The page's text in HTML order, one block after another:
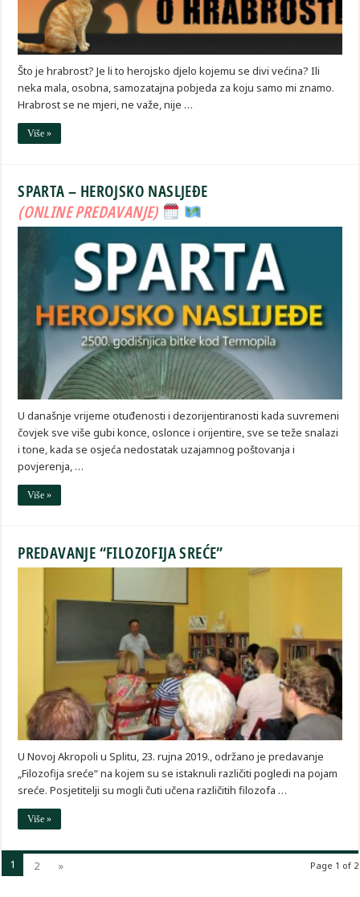
Što je hrabrost? Je li to herojsko djelo kojemu se divi većina? Ili
neka mala, osobna, samozatajna pobjeda za koju samo mi znamo.
Hrabrost se ne mjeri, ne važe, nije …
Više »
SPARTA – HEROJSKO NASLJEĐE
(ONLINE PREDAVANJE)
U današnje vrijeme otuđenosti i dezorijentiranosti kada suvremeni
čovjek sve više gubi konce, oslonce i orijentire, sve se teže snalazi
i tone, kada se osjeća nedostatak uzajamnog poštovanja i
povjerenja, …
Više »
PREDAVANJE “FILOZOFIJA SREĆE”
U Novoj Akropoli u Splitu, 23. rujna 2019., održano je predavanje
„Filozofija sreće“ na kojem su se istaknuli različiti pogledi na pojam
sreće. Posjetitelji su mogli čuti učena različitih filozofa …
Više »
Page 1 of 2
1 2 »